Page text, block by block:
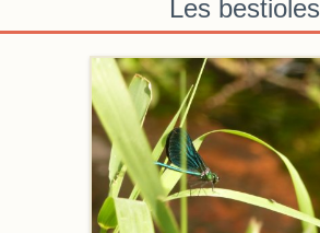
Les bestioles